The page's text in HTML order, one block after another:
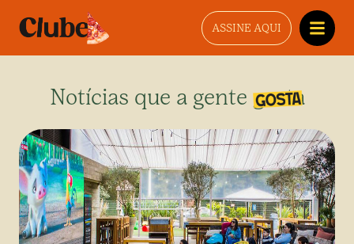
ASSINE AQUI
Notícias que a gente gosta